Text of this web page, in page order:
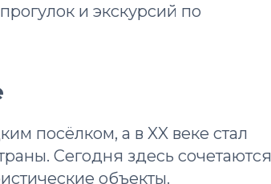
и экскурсий по
посёлком, а в XX веке стал
Сегодня здесь сочетаются
объекты.